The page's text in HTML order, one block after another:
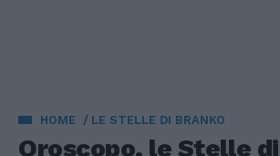
HOME LE STELLE DI BRANKO
Oroscopo, le Stelle